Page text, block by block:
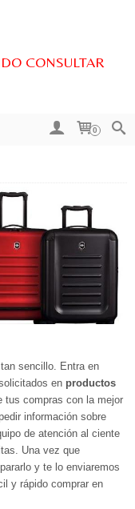
CONSULTAR
0
sencillo. Entra en
en productos
tus compras con la mejor
información sobre
de atención al ciente
Una vez que
y te lo enviaremos
y rápido comprar en